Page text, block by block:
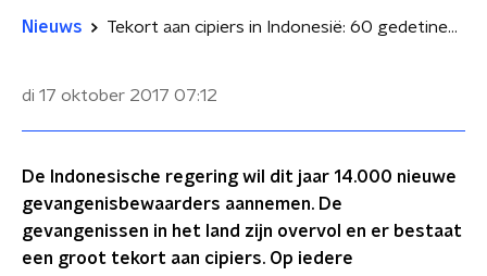
Nieuws Tekort aan cipiers in Indonesië: 60 gedetineerden op één gevangenisbewaarder
di 17 oktober 2017 07:12
De Indonesische regering wil dit jaar 14.000 nieuwe
gevangenisbewaarders aannemen. De
gevangenissen in het land zijn overvol en er bestaat
een groot tekort aan cipiers. Op iedere